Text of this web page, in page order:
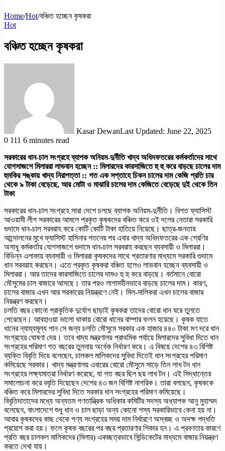
Home/Hot/বঞ্চিত হচ্ছেন কৃষকরা
Hot
বঞ্চিত হচ্ছেন কৃষকরা
Kasar DewanLast Updated: June 22, 2025
0 111 6 minutes read
সরকারের ধান-চাল সংগ্রহে ব্যাপক অনিয়ম-দুর্নীতি খাদ্য অধিদফতরের কর্মকর্তাদের সাথে
যোগসাজশে মিলাররা লাভবান হচ্ছেন :: মিলারদের কারসাজিতে হু হু করে বাড়ছে চালের দাম
হুমকির শঙ্কায় খাদ্য নিরাপত্তা :: গত এক সপ্তাহে চিকন চালের দাম কেজি প্রতি চার
থেকে ৯ টাকা বেড়েছে, আর মোটা ও মাঝারি চালের দাম কেজিতে বেড়েছে দুই থেকে তিন
টাকা
সরকারের ধান-চাল সংগ্রহে সারা দেশে চলছে ব্যাপক অনিয়ম-দুর্নীতি। বিগত ফ্যাসিস্ট
আওয়ামী লীগ সরকারের আমলে প্রকৃত কৃষকদের বঞ্চিত করে ওই দলের নেতারা সরকারি
গুদামে ধান-চাল সরবরাহ করে কোটি কোটি টাকা হাতিয়ে নিয়েছে। ছাত্র-জনতার
আন্দোলনের মুখে ফ্যাসিস্ট হাসিনার পতনের পর এবার খাদ্য অধিদফতরের এক শ্রেণির
অসাধু কর্মকর্তার যোগসাজশে গুদামে ধান-চাল সরবরাহ করছেন ব্যবসায়ী ও মিলাররা।
বিভিন্ন এলাকায় ব্যবসায়ী ও মিলাররা কৃষকদের সাথে প্রতারণার মাধ্যমে সরকারি গুদামে
ধান সরবরাহ করছেন। এতে প্রকৃত কৃষকরা বঞ্চিত হলেও লাভবান হচ্ছেন ব্যবসায়ী ও
মিলাররা। আর তাদের কারসাজিতে চালের দামও হু হু করে বাড়ছে। বর্তমানে বোরো
মৌসুমের চাল বাজারে আসছে। তার পরও লাগামহীনভাবে বাড়ছে চালের দাম। কারণ,
চালের বাজার এখন আর সরকারের নিয়ন্ত্রণে নেই। মিল-মালিকরা এখন চালের বাজার
নিয়ন্ত্রণ করছেন।
চলতি বছর কোনো প্রাকৃতিক দুর্যোগ ছাড়াই কৃষকরা তাদের বোরো ধান ঘরে তুলতে
পেরেছেন। আবহাওয়া ভালো থাকায় বোরো ধানের বাম্পার ফলন হয়েছে। কৃষক যাতে
ধানের ন্যায্যমূল্য পান সে জন্য চলতি মৌসুমে সরকার এক হাজার ৪৪০ টাকা মণ দরে ধান
সংগ্রহের ঘোষণা দেয়। তবে খাদ্য মন্ত্রণালয় প্রাথমিক পর্যায়ে মিলারদের সুবিধা দিতে ধান
সংগ্রহের পরিমাণ গত বছরের তুলনায় অর্ধেক নির্ধারণ করে। এ বিষয়ে দেশের ৪৩ বিশিষ্ট
ব্যক্তি বিবৃতি দিয়ে বলেছেন, চালকল মালিকদের সুবিধা দিতেই ধান সংগ্রহের পরিমাণ
কমিয়েছে সরকার। খাদ্য মন্ত্রণালয় এবারের বোরো মৌসুমে সাড়ে তিন লাখ টন ধান
সংগ্রহের লক্ষ্যমাত্রা নির্ধারণ করেছে, যা গত বছর ছিল ছয় লাখ টন। এই সিদ্ধান্তের
সমালোচনা করে ববৃতি দিয়েছেন দেশের ৪৩ জন বিশিষ্ট নাগরিক। তারা বলছেন, কৃষককে
বঞ্চিত করে মিলারদের সুবিধা দিতে সরকার ধান সংগ্রহের পরিমাণ কমিয়েছে।
বিবৃতিদাতাদের মধ্যে অন্যতম গণতান্ত্রিক অধিকার কমিটির সদস্য অধ্যাপক আনু মুহাম্মদ
বলেছেন, বাংলাদেশে শুধু ধান ও চাল ছাড়া অন্য কোনো শস্য সরকারিভাবে কেনা হয় না।
আবার কৃষকদের কাছ থেকে পণ্য সংগ্রহের সময় দাম নির্ধারণে অস্বচ্ছ ও অদক্ষ পদ্ধতি
প্রয়োগ করা হয়। ফলে কৃষক বছরের পর বছর প্রতারণার শিকার হন। এ প্রবণতার কারণে
প্রতি বছর চালকল মালিকদের (মিলার) একচ্ছত্রভাবে সিন্ডিকেটের মাধ্যমে বাজার নিয়ন্ত্রণ
করতে দেখা যায়।